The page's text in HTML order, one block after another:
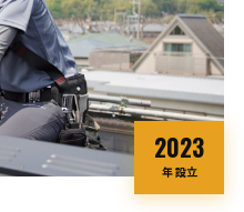
2023
年 設立